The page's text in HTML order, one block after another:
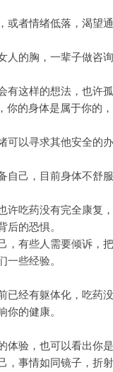
者情绪低落，渴望通
人的胸，一辈子做咨
有这样的想法，也许
的身体是属于你的
以寻求其他安全的办
自己，目前身体不舒
许吃药没有完全康复
后的恐惧。
，有些人需要倾诉，
一些经验。
已经有躯体化，吃药
你的健康。
验，也可以看出你
事情如同镜子，折射